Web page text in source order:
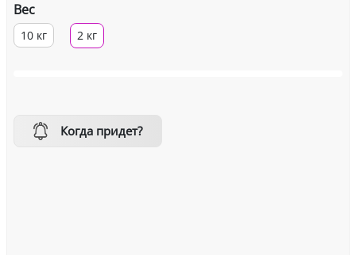
Вес
10 кг 2 кг
Когда придет?